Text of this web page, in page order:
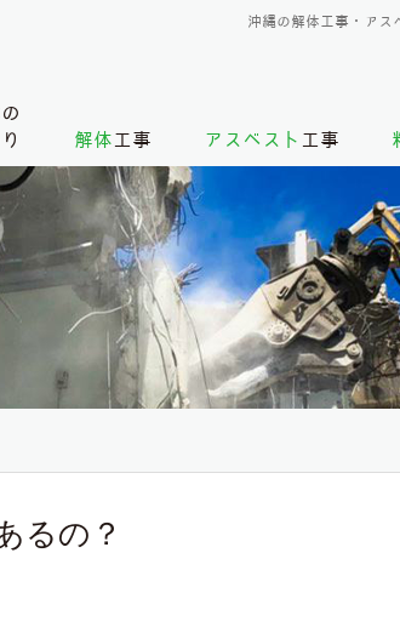
沖縄の解体工事・アス
解体工事 アスベスト 工事
るの？